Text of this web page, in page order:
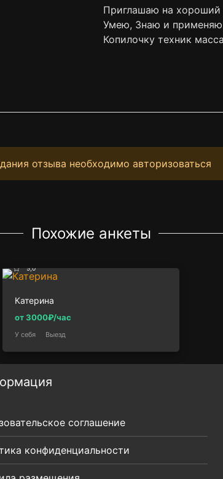
Приглашаю на хороший
Умею, Знаю и
Копилочку техник
отзыва необходимо авторизоваться
Похожие анкеты
5,0
Катерина
от 3000₽/час
У себя Выезд
соглашение
конфиденциальности